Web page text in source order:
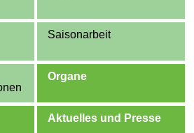
Saisonarbeit
Organe
Aktuelles und Presse